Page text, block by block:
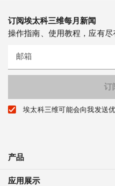
订阅埃太科三维每月新闻
操作指南、使用教程，应有尽
邮箱
埃太科三维可能会向我发送
产品
应用展示